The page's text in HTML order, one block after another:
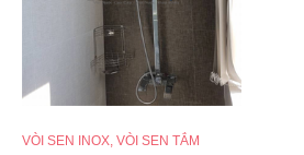
VÒI SEN INOX, VÒI SEN TẮM